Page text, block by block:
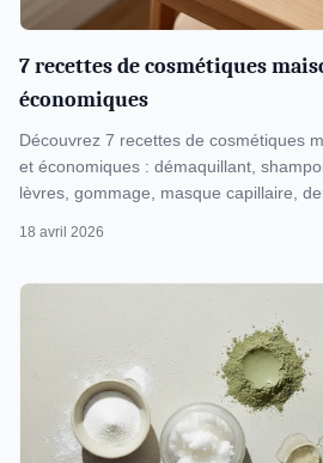
7 recettes de cosmétiques
économiques
Découvrez 7 recettes de cosmétiques
et économiques : démaquillant,
lèvres, gommage, masque capillaire,
18 avril 2026